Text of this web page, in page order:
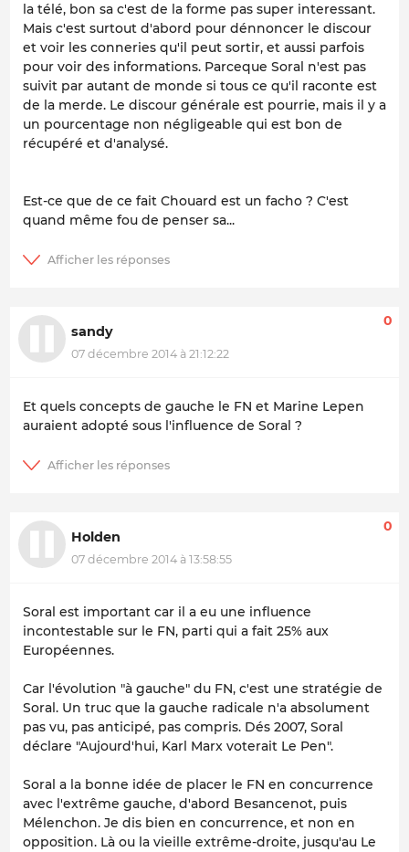
la télé, bon sa c'est de la forme pas super interessant.
Mais c'est surtout d'abord pour dénnoncer le discour
et voir les conneries qu'il peut sortir, et aussi parfois
pour voir des informations. Parceque Soral n'est pas
suivit par autant de monde si tous ce qu'il raconte est
de la merde. Le discour générale est pourrie, mais il y a
un pourcentage non négligeable qui est bon de
récupéré et d'analysé.
Est-ce que de ce fait Chouard est un facho ? C'est
quand même fou de penser sa...
sandy
07 décembre 2014 à 21:12:22
0
Et quels concepts de gauche le FN et Marine Lepen
auraient adopté sous l'influence de Soral ?
Holden
07 décembre 2014 à 13:58:55
0
Soral est important car il a eu une influence
incontestable sur le FN, parti qui a fait 25% aux
Européennes.
Car l'évolution "à gauche" du FN, c'est une stratégie de
Soral. Un truc que la gauche radicale n'a absolument
pas vu, pas anticipé, pas compris. Dés 2007, Soral
déclare "Aujourd'hui, Karl Marx voterait Le Pen".
Soral a la bonne idée de placer le FN en concurrence
avec l'extrême gauche, d'abord Besancenot, puis
Mélenchon. Je dis bien en concurrence, et non en
opposition. Là ou la vieille extrême-droite, jusqu'au Le